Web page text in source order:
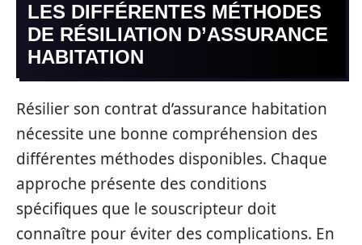
LES DIFFÉRENTES MÉTHODES
DE RÉSILIATION D’ASSURANCE
HABITATION
Résilier son contrat d’assurance habitation
nécessite une bonne compréhension des
différentes méthodes disponibles. Chaque
approche présente des conditions
spécifiques que le souscripteur doit
connaître pour éviter des complications. En